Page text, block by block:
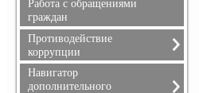
Мероприятия
Взаимодействие с
образовательными
организациями
Обратная связь (контакты,
социальные сети)
Работа с обращениями
граждан
Противодействие
коррупции
Обращение руководителя
Телефоны доверия
Навигатор
дополнительного